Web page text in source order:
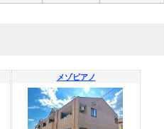
メゾピアノ